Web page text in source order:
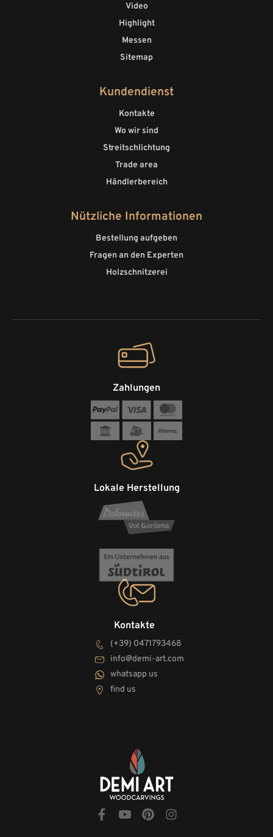
Video
Highlight
Messen
Sitemap
Kundendienst
Kontakte
Wo wir sind
Streitschlichtung
Trade area
Händlerbereich
Nützliche Informationen
Bestellung aufgeben
Fragen an den Experten
Holzschnitzerei
Kontakte
(+39) 0471793468
info@demi-art.com
whatsapp us
find us
Lokale Herstellung
Zahlungen